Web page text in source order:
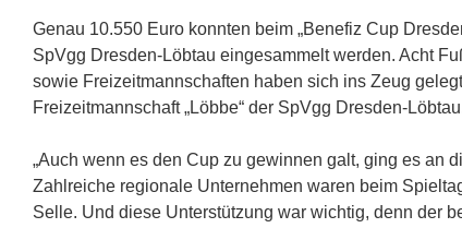
Genau 10.550 Euro konnten beim „Benefiz Cup
SpVgg Dresden-Löbtau eingesammelt werden. Acht
sowie Freizeitmannschaften haben sich ins Zeug
Freizeitmannschaft „Löbbe“ der SpVgg Dresden-
„Auch wenn es den Cup zu gewinnen galt, ging es an
Zahlreiche regionale Unternehmen waren beim
Selle. Und diese Unterstützung war wichtig, denn der